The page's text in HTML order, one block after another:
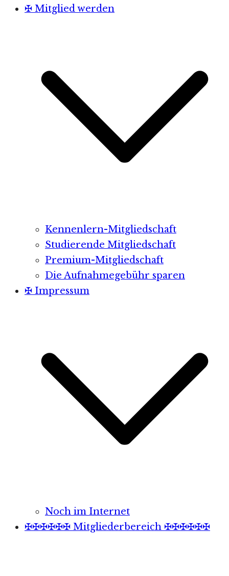
✠ Mitglied werden
Kennenlern-Mitgliedschaft
Studierende Mitgliedschaft
Premium-Mitgliedschaft
Die Aufnahmegebühr sparen
✠ Impressum
Noch im Internet
✠✠✠✠✠✠ Mitgliederbereich ✠✠✠✠✠✠